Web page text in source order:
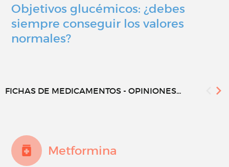
Objetivos glucémicos: ¿debes
siempre conseguir los valores
normales?
FICHAS DE MEDICAMENTOS - OPINIONES...
Metformina